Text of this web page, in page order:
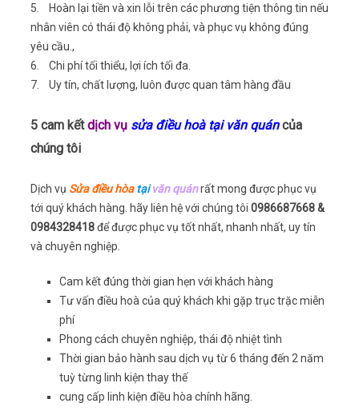
5. Hoàn lại tiền và xin lỗi trên các phương tiện thông tin nếu
nhân viên có thái độ không phải, và phục vụ không đúng
yêu cầu.,
6. Chi phí tối thiểu, lợi ích tối đa.
7. Uy tín, chất lượng, luôn được quan tâm hàng đầu
5 cam kếtdịch vụ sửa điều hoà tại văn quáncủa
chúng tôi
Dịch vụ Sửa điều hòatạivăn quánrất mong được phục vụ
tới quý khách hàng. hãy liên hệ với chúng tôi 0986687668 &
0984328418để được phục vụ tốt nhất, nhanh nhất, uy tín
và chuyên nghiệp.
Cam kết đúng thời gian hẹn với khách hàng
Tư vấn điều hoà của quý khách khi gặp trục trặc miễn
phí
Phong cách chuyên nghiệp, thái độ nhiệt tình
Thời gian bảo hành sau dịch vụ từ 6 tháng đến 2 năm
tuỳ từng linh kiện thay thế
cung cấp linh kiện điều hòa chính hãng.